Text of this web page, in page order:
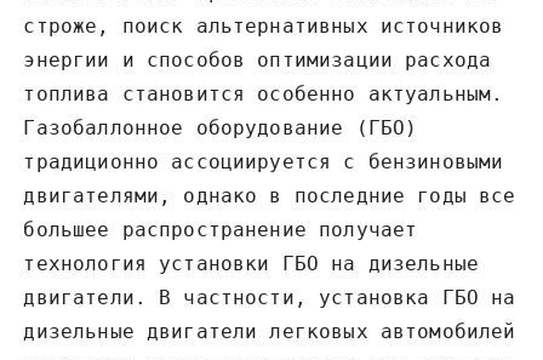
строже, поиск альтернативных источников
энергии и способов оптимизации расхода
топлива становится особенно актуальным.
Газобаллонное оборудование (ГБО)
традиционно ассоциируется с бензиновыми
двигателями, однако в последние годы все
большее распространение получает
технология установки ГБО на дизельные
двигатели. В частности, установка ГБО на
дизельные двигатели легковых автомобилей